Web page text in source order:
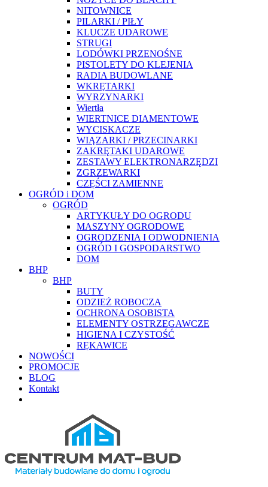
NITOWNICE
PILARKI / PIŁY
KLUCZE UDAROWE
STRUGI
LODÓWKI PRZENOŚNE
PISTOLETY DO KLEJENIA
RADIA BUDOWLANE
WKRĘTARKI
WYRZYNARKI
Wiertła
WIERTNICE DIAMENTOWE
WYCISKACZE
WIĄZARKI / PRZECINARKI
ZAKRĘTAKI UDAROWE
ZESTAWY ELEKTRONARZĘDZI
ZGRZEWARKI
CZĘŚCI ZAMIENNE
OGRÓD i DOM
OGRÓD
ARTYKUŁY DO OGRODU
MASZYNY OGRODOWE
OGRODZENIA I ODWODNIENIA
OGRÓD I GOSPODARSTWO
DOM
BHP
BHP
BUTY
ODZIEŻ ROBOCZA
OCHRONA OSOBISTA
ELEMENTY OSTRZEGAWCZE
HIGIENA I CZYSTOŚĆ
RĘKAWICE
NOWOŚCI
PROMOCJE
BLOG
Kontakt